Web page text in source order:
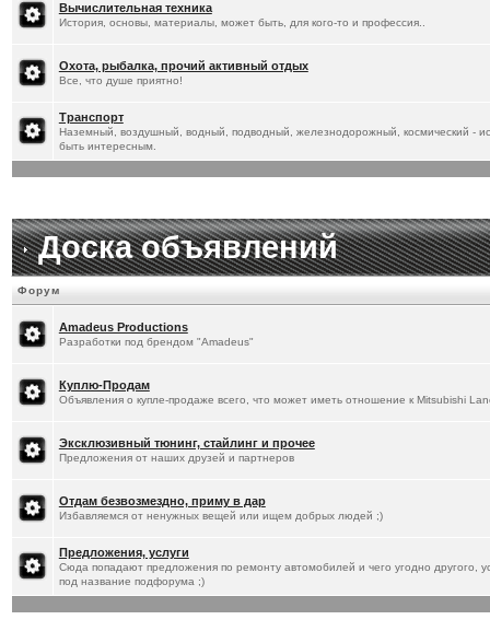
Вычислительная техника
История, основы, материалы, может быть, для кого-то и профессия..
Охота, рыбалка, прочий активный отдых
Все, что душе приятно!
Транспорт
Наземный, воздушный, водный, подводный, железнодорожный, космический -
быть интересным.
Доска объявлений
Форум
Amadeus Productions
Разработки под брендом "Amadeus"
Куплю-Продам
Объявления о купле-продаже всего, что может иметь отношение к Mitsubishi
Эксклюзивный тюнинг, стайлинг и прочее
Предложения от наших друзей и партнеров
Отдам безвозмездно, приму в дар
Избавляемся от ненужных вещей или ищем добрых людей ;)
Предложения, услуги
Сюда попадают предложения по ремонту автомобилей и чего угодно другого,
под название подфорума ;)